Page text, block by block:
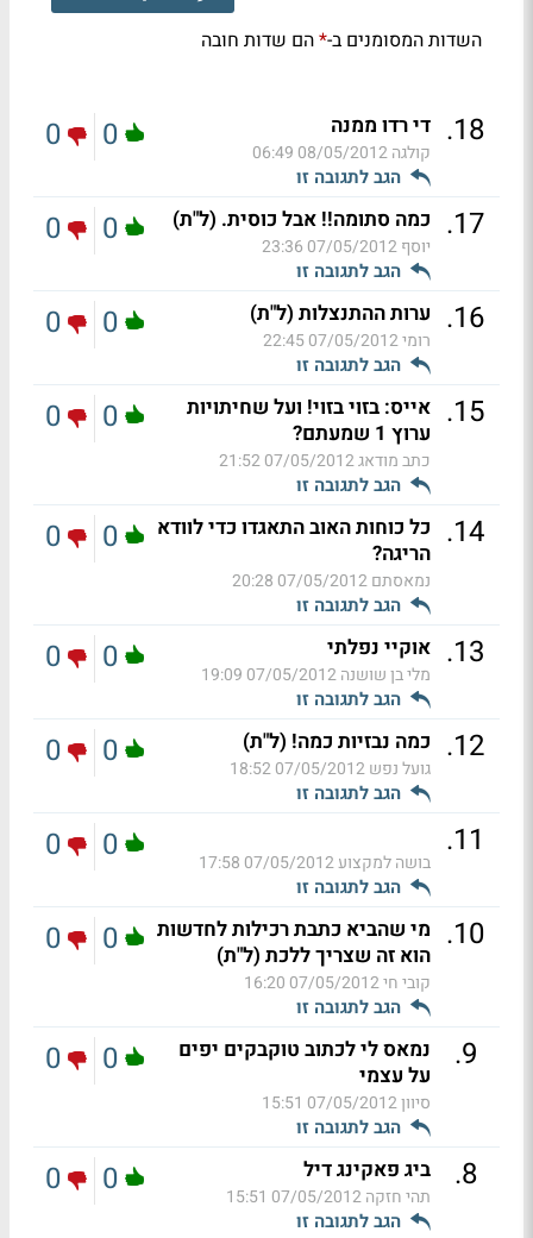
השדות המסומנים ב-*הם שדות חובה
18
. די רדו ממנה
קולגה08/05/2012 06:49
הגב לתגובה זו
0
0
17
. כמה סתומה!! אבל כוסית. (ל"ת)
יוסף07/05/2012 23:36
הגב לתגובה זו
0
0
16
. ערות ההתנצלות (ל"ת)
רומי07/05/2012 22:45
הגב לתגובה זו
0
0
15
. אייס: בזוי בזוי! ועל שחיתויות
ערוץ 1 שמעתם?
כתב מודאג07/05/2012 21:52
הגב לתגובה זו
0
0
14
. כל כוחות האוב התאגדו כדי לוודא
הריגה?
נמאסתם07/05/2012 20:28
הגב לתגובה זו
0
0
13
. אוקיי נפלתי
מלי בן שושנה07/05/2012 19:09
הגב לתגובה זו
0
0
12
. כמה נבזיות כמה! (ל"ת)
גועל נפש07/05/2012 18:52
הגב לתגובה זו
0
0
11
.
בושה למקצוע07/05/2012 17:58
הגב לתגובה זו
0
0
10
. מי שהביא כתבת רכילות לחדשות
הוא זה שצריך ללכת (ל"ת)
קובי חי07/05/2012 16:20
הגב לתגובה זו
0
0
9
.
נמאס לי לכתוב טוקבקים יפים
על עצמי
סיוון07/05/2012 15:51
הגב לתגובה זו
0
0
8
. ביג פאקינג דיל
תהי חזקה07/05/2012 15:51
הגב לתגובה זו
0
0